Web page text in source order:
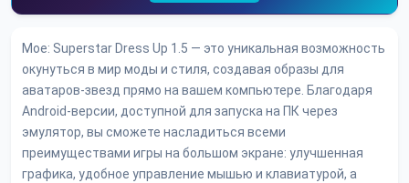
Moe: Superstar Dress Up 1.5 — это уникальная возможность
окунуться в мир моды и стиля, создавая образы для
аватаров-звезд прямо на вашем компьютере. Благодаря
Android-версии, доступной для запуска на ПК через
эмулятор, вы сможете насладиться всеми
преимуществами игры на большом экране: улучшенная
графика, удобное управление мышью и клавиатурой, а